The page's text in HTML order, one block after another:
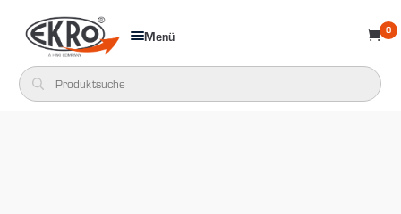
Menü  0